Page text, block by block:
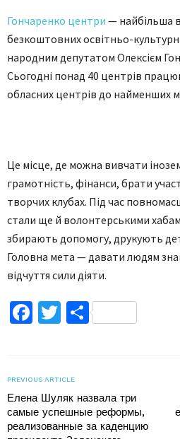
Гончаренко центри — найбільша
безкоштовних освітньо-
народним депутатом Олексієм
Сьогодні понад 40 центрів
обласних центрів до найменших
Це місце, де можна вивчати
грамотність, фінанси, брати
творчих клубах. Під час
стали ще й волонтерськими
збирають допомогу, друкують
Головна мета — давати людям
відчуття сили діяти.
Facebook
Twitter
PREVIOUS ARTICLE
Елена Шуляк назвала три
самые успешные реформы,
реализованные за каденцию